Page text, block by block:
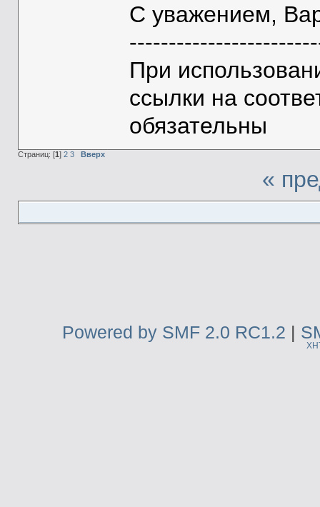
С уважением,
При
ссылки на
обязательны
Страниц: [1] 2 3 Вверх
«
Powered by SMF 2.0 RC1.2 |